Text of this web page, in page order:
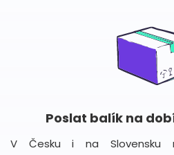
Poslat balík na
V Česku i na Slovensku